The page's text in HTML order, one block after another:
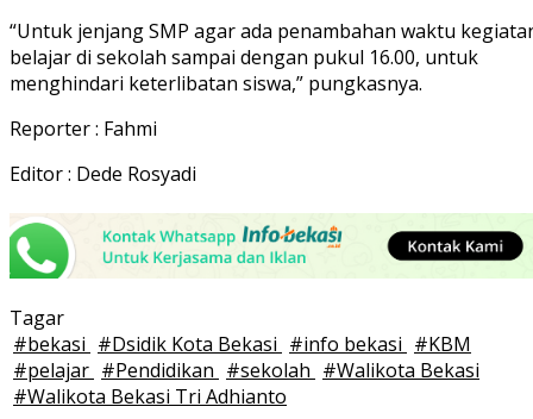
“Untuk jenjang SMP agar ada penambahan waktu
belajar di sekolah sampai dengan pukul 16.00, untuk
menghindari keterlibatan siswa,” pungkasnya.
Reporter : Fahmi
Editor : Dede Rosyadi
Tagar
#bekasi #Dsidik Kota Bekasi #info bekasi #KBM
#pelajar #Pendidikan #sekolah #Walikota Bekasi
#Walikota Bekasi Tri Adhianto